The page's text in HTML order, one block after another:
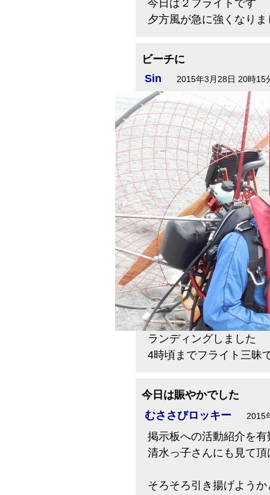
今日は２フライトです
夕方風が急に強くなりま
ビーチに
Sin
2015年3月28日 20時15
ランディングしました
4時頃までフライト三昧
今日は賑やかでした
むささびロッキー
2015
掲示板への活動紹介を有
清水っ子さんにも見て
そろそろ引き揚げよう